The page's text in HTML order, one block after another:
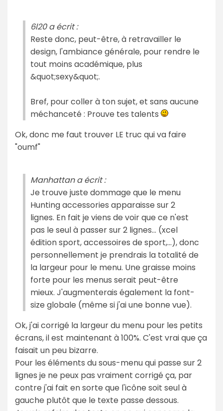
6l20 a écrit :
Reste donc, peut-être, à retravailler le
design, l'ambiance générale, pour rendre le
tout moins académique, plus
&quot;sexy&quot;.
Bref, pour coller à ton sujet, et sans aucune
méchanceté : Prouve tes talents
Ok, donc me faut trouver LE truc qui va faire
"oumf"
Manhattan a écrit :
Je trouve juste dommage que le menu
Hunting accessories apparaisse sur 2
lignes. En fait je viens de voir que ce n'est
pas le seul à passer sur 2 lignes... (xcel
édition sport, accessoires de sport,...), donc
personnellement je prendrais la totalité de
la largeur pour le menu. Une graisse moins
forte pour les menus serait peut-être
mieux. J'augmenterais également la font-
size globale (même si j'ai une bonne vue).
Ok, j'ai corrigé la largeur du menu pour les petits
écrans, il est maintenant à 100%. C'est vrai que ça
faisait un peu bizarre.
Pour les éléments du sous-menu qui passe sur 2
lignes je ne peux pas vraiment corrigé ça, par
contre j'ai fait en sorte que l'icône soit seul à
gauche plutôt que le texte passe dessous.